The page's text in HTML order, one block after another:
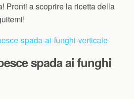
Pronti a scoprire la ricetta della
spada ai funghi